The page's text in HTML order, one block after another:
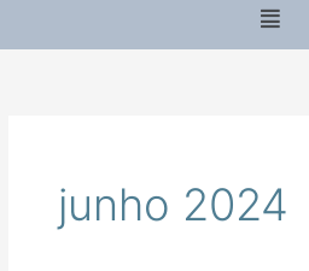
Menu
junho 2024